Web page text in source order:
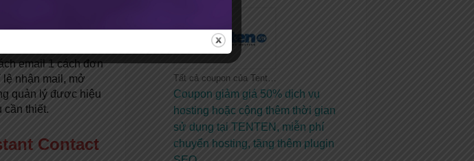
email 1 cách đơn
nhận mail, mở
quản lý được hiệu
cần thiết.
Contact
Tất cả coupon của Tenten
Coupon giảm giá 50% dịch vụ
hosting hoặc cộng thêm thời gian
sử dụng tại TENTEN, miễn phí
chuyển hosting, tặng thêm plugin